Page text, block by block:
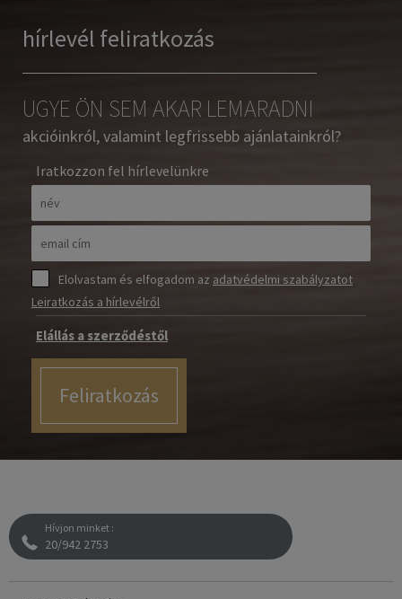
hírlevél feliratkozás
UGYE ÖN SEM AKAR LEMARADNI
akcióinkról, valamint legfrissebb ajánlatainkról?
Iratkozzon fel hírlevelünkre
Elolvastam és elfogadom az adatvédelmi szabályzatot
Leiratkozás a hírlevélről
Elállás a szerződéstől
Feliratkozás
Hívjon minket :
20/942 2753